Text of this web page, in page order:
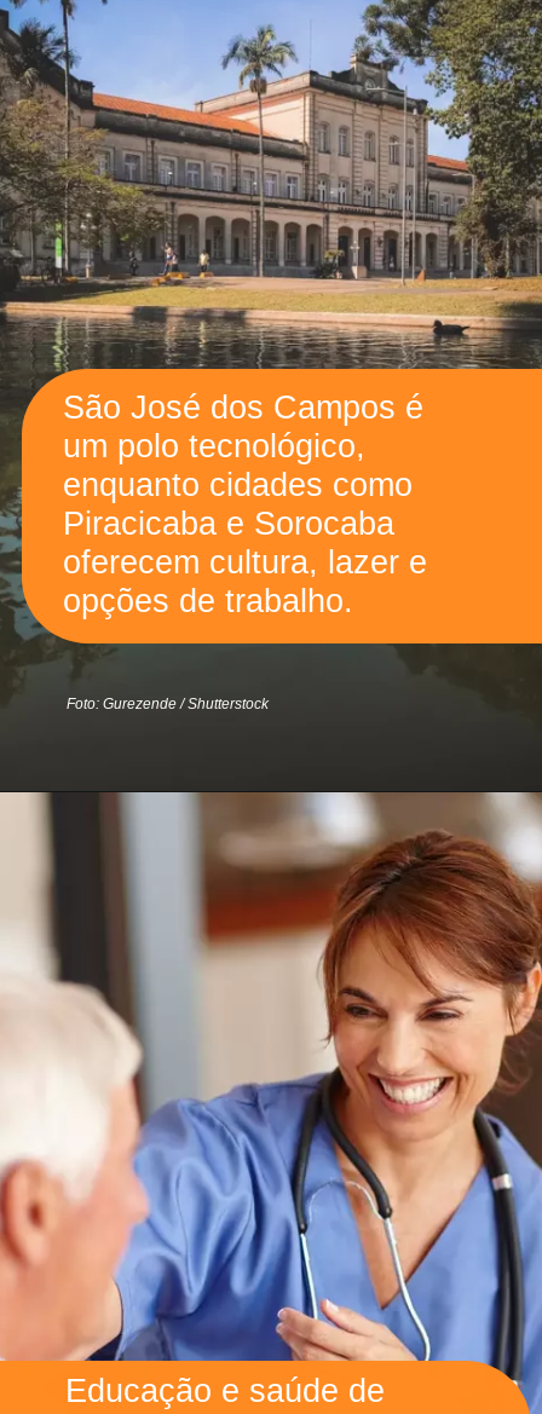
São José dos Campos é
um polo tecnológico,
enquanto cidades como
Piracicaba e Sorocaba
oferecem cultura, lazer e
opções de trabalho.
Foto: Gurezende / Shutterstock
Educação e saúde de